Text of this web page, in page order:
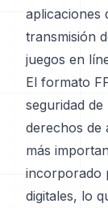
aplicaciones
transmisión
juegos en
El formato
seguridad
derechos de
más
incorporado
digitales, lo